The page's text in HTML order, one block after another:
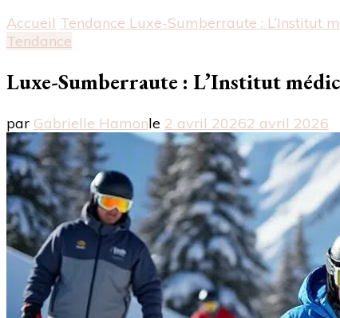
Accueil Tendance Luxe-Sumberraute : L’Institut
Tendance
Luxe-Sumberraute : L’Institut
par Gabrielle Hamonle 2 avril 20262 avril 2026